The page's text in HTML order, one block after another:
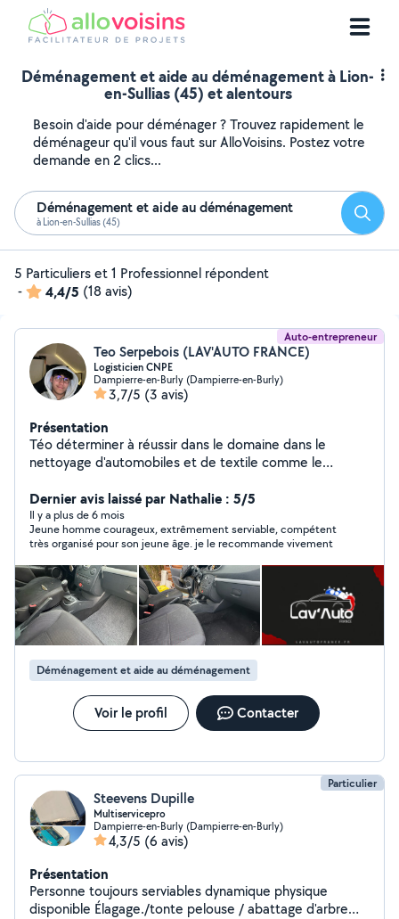
Déménagement et aide au déménagement à Lion-
en-Sullias (45) et alentours
Besoin d'aide pour déménager ? Trouvez rapidement le
déménageur qu'il vous faut sur AlloVoisins. Postez votre
demande en 2 clics...
Déménagement et aide au déménagement
à Lion-en-Sullias (45)
5 Particuliers et 1 Professionnel répondent
-
4,4/5 (18 avis)
Auto-entrepreneur
Teo Serpebois (LAV'AUTO FRANCE)
Logisticien CNPE
Dampierre-en-Burly (Dampierre-en-Burly)
3,7/5 (3 avis)
Présentation
Téo déterminer à réussir dans le domaine dans le
nettoyage d'automobiles et de textile comme le
Dernier avis laissé par Nathalie : 5/5
Il y a plus de 6 mois
Jeune homme courageux, extrêmement serviable, compétent
très organisé pour son jeune âge. je le recommande vivement
Déménagement et aide au déménagement
Voir le profil Contacter
Particulier
Steevens Dupille
Multiservicepro
Dampierre-en-Burly (Dampierre-en-Burly)
4,3/5 (6 avis)
Présentation
Personne toujours serviables dynamique physique
disponible Élagage./tonte pelouse / abattage d'arbre